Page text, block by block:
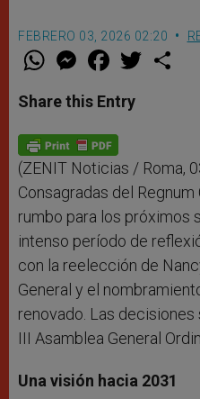
FEBRERO 03, 2026 02:20
W
t
s
p
p
M
e
s
e
g
e
r
F
a
e
b
o
k
w
Share this Entry
(ZENIT Noticias / Roma,
Consagradas del Regnum
rumbo para los próximos
intenso período de
con la reelección de
General y el
renovado. Las
III Asamblea General
Una visión hacia 2031